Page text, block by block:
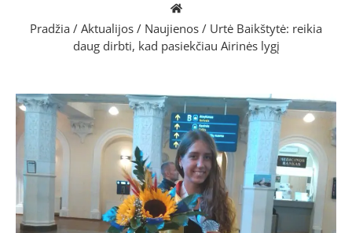
Pradžia / Aktualijos / Naujienos / Urtė Baikštytė: reikia
daug dirbti, kad pasiekčiau Airinės lygį